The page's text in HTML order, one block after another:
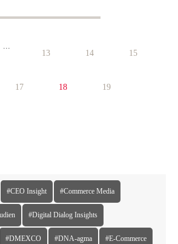
...
13
14 15
17 18 19
#CEO Insight #Commerce Media
#Digital Dialog Insights
#DMEXCO #DNA-agma #E-Commerce